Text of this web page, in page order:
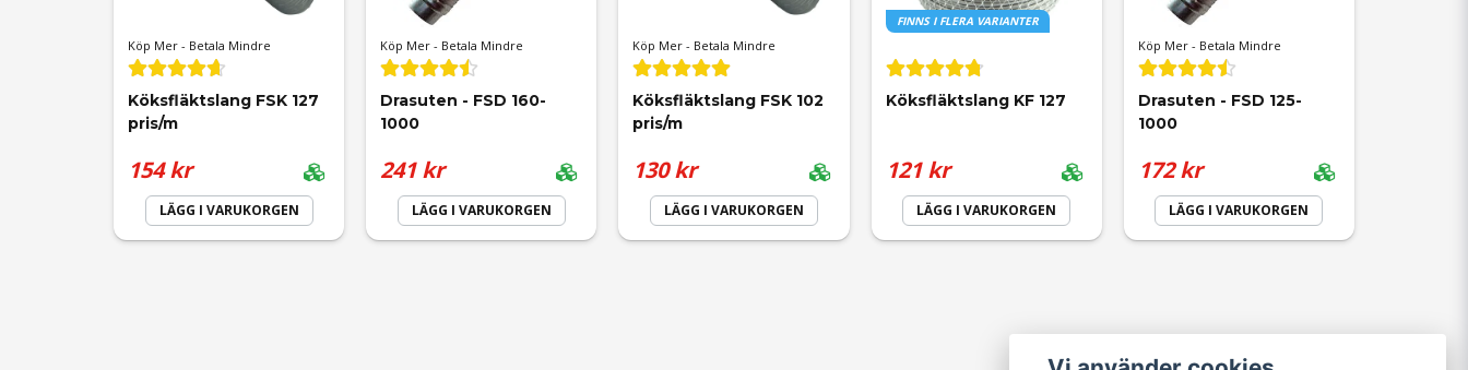
Skicka fråga
Köp Mer - Betala Mindre
Köksfläktslang FSK 127
pris/m
154 kr
LÄGG I VARUKORGEN
Köp Mer - Betala Mindre
Drasuten - FSD 160-
1000
241 kr
LÄGG I VARUKORGEN
Köp Mer - Betala Mindre
Köksfläktslang FSK 102
pris/m
130 kr
LÄGG I VARUKORGEN
FINNS I FLERA VARIANTER
Köksfläktslang KF 127
121 kr
LÄGG I VARUKORGEN
Köp Mer - Betala Mindre
Drasuten - FSD 125-
1000
172 kr
LÄGG I VARUKORGEN